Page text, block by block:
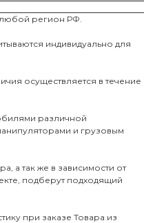
любой регион РФ.
индивидуально для
осуществляется в течение
различной
и грузовым
а так же в зависимости от
подберут подходящий
при заказе Товара из